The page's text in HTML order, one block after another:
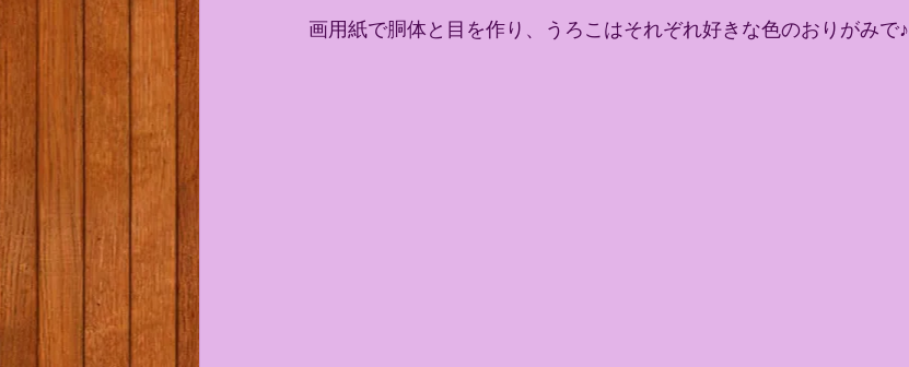
画用紙で胴体と目を作り、うろこはそれぞれ好きな色のおりがみで♪